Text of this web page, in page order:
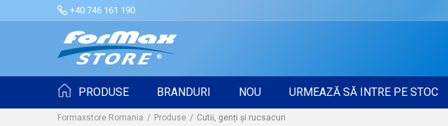
+40 746 161 190
PRODUSE BRANDURI NOU URMEAZĂ SĂ INTRE PE STOC
Formaxstore Romania Produse Cutii, genți și rucsacuri